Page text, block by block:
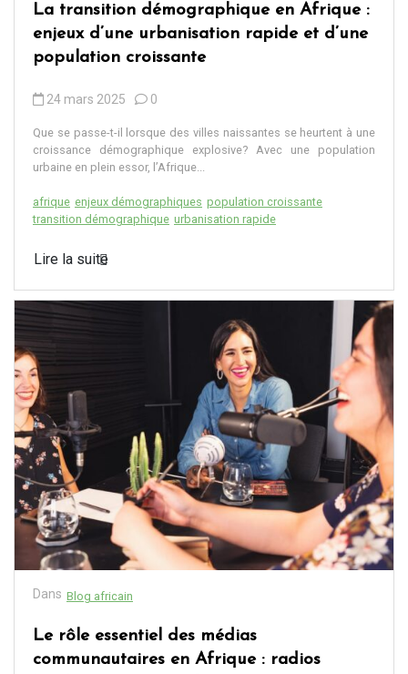
La transition démographique en Afrique :
enjeux d’une urbanisation rapide et d’une
population croissante
24 mars 2025 0
Que se passe-t-il lorsque des villes naissantes se heurtent à une
croissance démographique explosive? Avec une population
urbaine en plein essor, l’Afrique...
afrique enjeux démographiques population croissante
transition démographique urbanisation rapide
Lire la suite
Dans Blog africain
Le rôle essentiel des médias
communautaires en Afrique : radios